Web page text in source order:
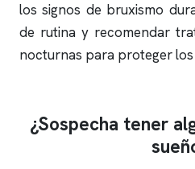
los signos de bruxismo
de rutina y recomendar
nocturnas para proteger los
¿Sospecha tener